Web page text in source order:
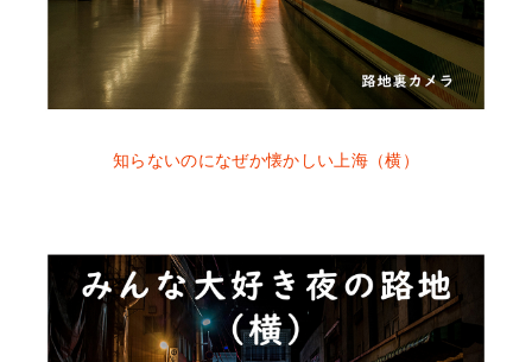
知らないのになぜか懐かしい上海（横）